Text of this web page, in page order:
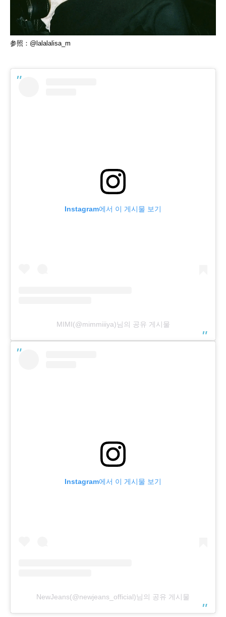
参照：@lalalalisa_m
Instagram에서 이 게시물 보기
MIMI(@mimmiiiya)님의 공유 게시물
Instagram에서 이 게시물 보기
NewJeans(@newjeans_official)님의 공유 게시물